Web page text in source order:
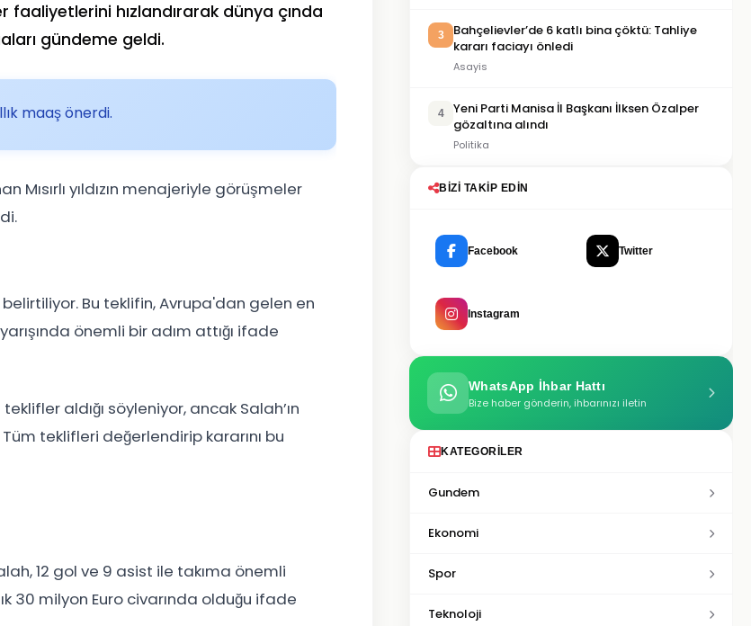
hızlandırarak dünya çında
gündeme geldi.
maaş önerdi.
Mısırlı yıldızın menajeriyle görüşmeler
belirtiliyor. Bu teklifin, Avrupa'dan gelen en
önemli bir adım attığı ifade
aldığı söyleniyor, ancak Salah’ın
teklifleri değerlendirip kararını bu
12 gol ve 9 asist ile takıma önemli
30 milyon Euro civarında olduğu ifade
3
Bahçelievler’de 6 katlı bina çöktü: Tahliye
kararı faciayı önledi
Asayis
4
Yeni Parti Manisa İl Başkanı İlksen Özalper
gözaltına alındı
Politika
BIZI TAKIP EDIN
Facebook Twitter
Instagram
WhatsApp İhbar Hattı
Bize haber gönderin, ihbarınızı iletin
KATEGORILER
Gundem
Ekonomi
Spor
Teknoloji